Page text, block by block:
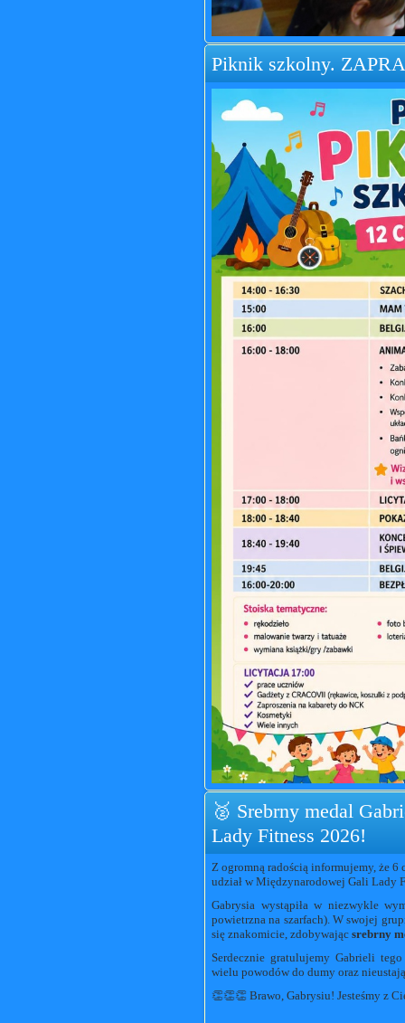
Piknik szkolny.
🥈 Srebrny medal
Lady Fitness 2026!
Z ogromną radością informujemy, że
udział w Międzynarodowej Gali Lady
Gabrysia wystąpiła w niezwykle
powietrzna na szarfach). W swojej
się znakomicie, zdobywając srebrny
Serdecznie gratulujemy Gabrieli
wielu powodów do dumy oraz
👏👏👏 Brawo, Gabrysiu! Jesteśmy z